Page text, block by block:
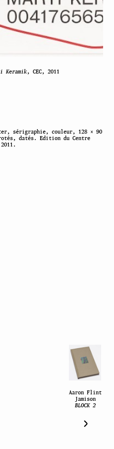
Keramik, CEC, 2011
sérigraphie, couleur, 128 × 90
datés. Edition du Centre
Aaron Flint
Jamison
BLOCK 2